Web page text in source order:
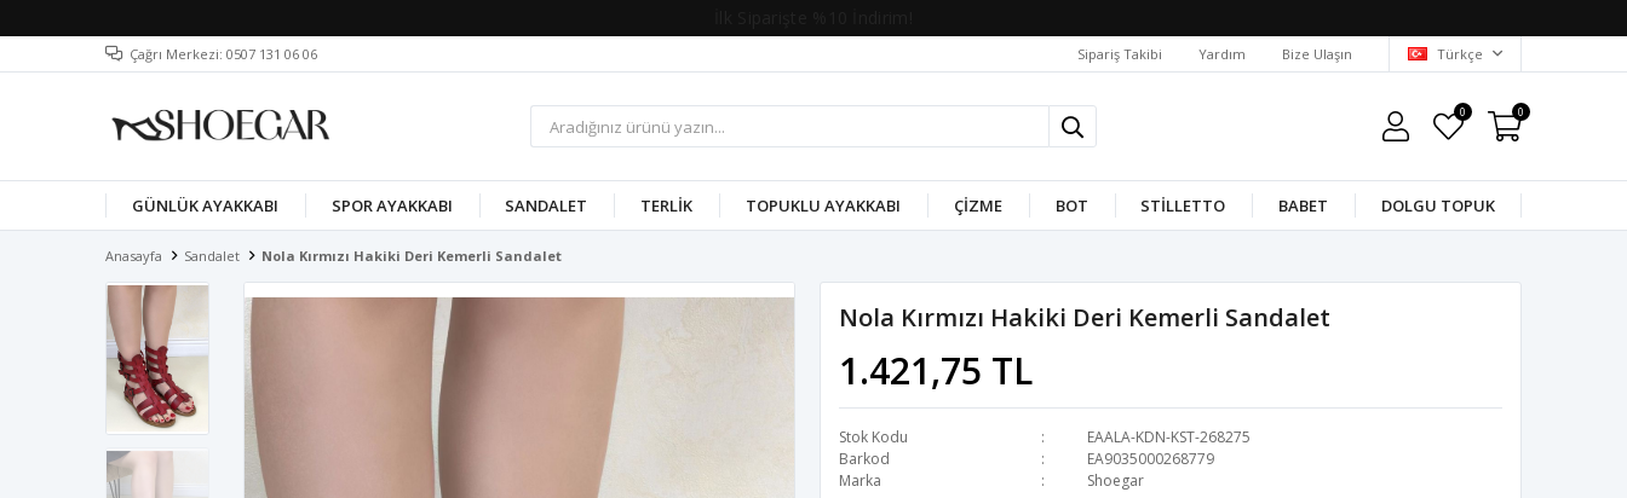
Çağrı Merkezi: 0507 131 06 06 Sipariş Takibi Yardım Bize Ulaşın Türkçe
0 0
GÜNLÜK AYAKKABI SPOR AYAKKABI SANDALET TERLIK TOPUKLU AYAKKABI ÇIZME BOT STILLETTO BABET DOLGU TOPUK
Anasayfa Sandalet Nola Kırmızı Hakiki Deri Kemerli Sandalet
Nola Kırmızı Hakiki Deri Kemerli Sandalet
1.421,75 TL
Stok Kodu
EAALA-KDN-KST-268275
Barkod
EA9035000268779
Marka
Shoegar